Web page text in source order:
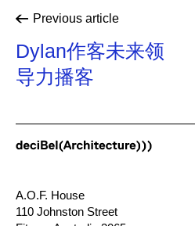
Previous article
Dylan作客未来领
导力播客
A.O.F. House
110 Johnston Street